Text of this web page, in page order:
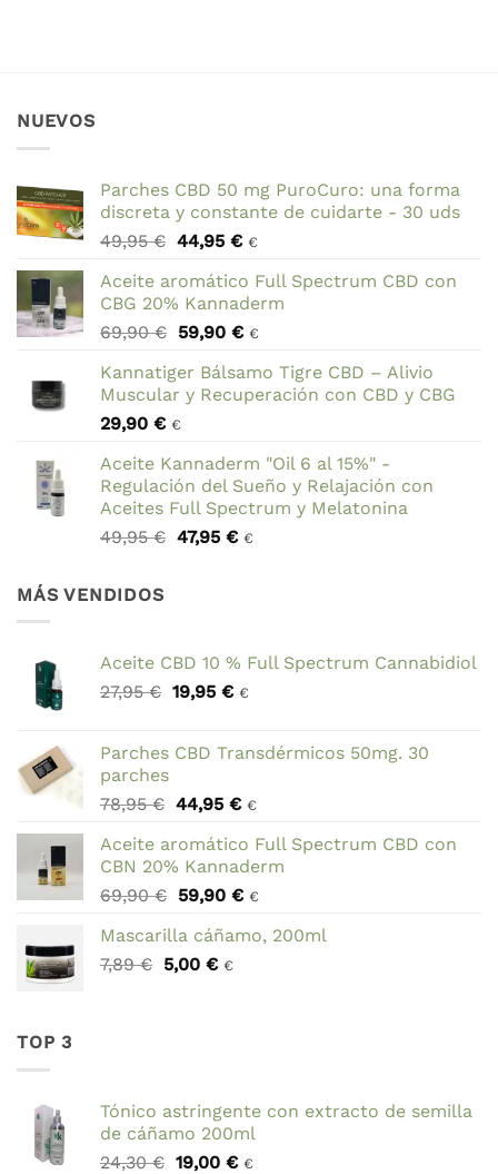
NUEVOS
Parches CBD 50 mg PuroCuro: una forma
discreta y constante de cuidarte - 30 uds
49,95€ El
original
era:
49,95 €.
44,95 €El
actual
es:
44,95 €.
€
Aceite aromático Full Spectrum CBD con
CBG 20% Kannaderm
69,90€ El
original
era:
69,90 €.
59,90 €El
actual
es:
€
Kannatiger Bálsamo Tigre CBD – Alivio
Muscular y Recuperación con CBD y CBG
29,90 € €
Aceite Kannaderm "Oil 6 al 15%" -
Regulación del Sueño y Relajación con
Aceites Full Spectrum y Melatonina
49,95€ El
47,95 €El
€
MÁS VENDIDOS
Aceite CBD 10 % Full Spectrum Cannabidiol
27,95€ El
era:
19,95 €El
es:
€
Parches CBD Transdérmicos 50mg. 30
parches
78,95€ El
original
era:
78,95 €.
44,95 €El
actual
es:
44,95 €.
€
Aceite aromático Full Spectrum CBD con
CBN 20% Kannaderm
69,90€ El
original
era:
59,90 €El
actual
€
Mascarilla cáñamo, 200ml
7,89€ El
5,00 €El
€
TOP 3
Tónico astringente con extracto de semilla
de cáñamo 200ml
24,30€ El
19,00 €El
€